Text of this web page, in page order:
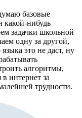
базовые
какой-нибудь
задачки школьной
одну за другой,
это не даст, ну
алгоритмы,
интернет за
трудности.